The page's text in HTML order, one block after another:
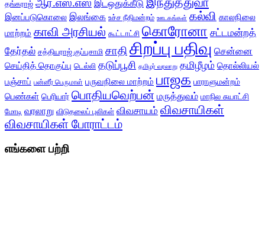
தங்கராஜ் ஆர்.எஸ்.எஸ் இடஒதுக்கீடு
இனப்படுகொலை இலங்கை உச்ச நீதிமன்றம் ஊடகங்கள் கல்வி காலநிலை
மாற்றம் காவி அரசியல் கூட்டாட்சி கொரோனா சட்டமன்றத்
தேர்தல் சத்தியராஜ் குப்புசாமி சாதிசிறப்பு பதிவு சென்னை
செய்தித் தொகுப்பு டெல்லி தடுப்பூசி தமிழர் வரலாறு தமிழீழம் தொல்லியல்
பஞ்சாப் பன்னீர் பெருமாள் பருவநிலை மாற்றம் பாஜக பாராளுமன்றம்
பெண்கள் பெரியார் பொதியவெற்பன் மருத்துவம் மாநில சுயாட்சி
மோடி வரலாறு விடுதலைப் புலிகள் விவசாயம் விவசாயிகள்
விவசாயிகள் போராட்டம்
எங்களை பற்றி